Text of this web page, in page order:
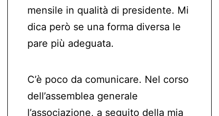
mensile in qualità di presidente. Mi
dica però se una forma diversa le
pare più adeguata.
C’è poco da comunicare. Nel corso
dell’assemblea generale
l’associazione, a seguito della mia